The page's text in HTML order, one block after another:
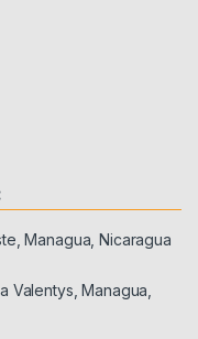
Managua, Nicaragua
Valentys, Managua,